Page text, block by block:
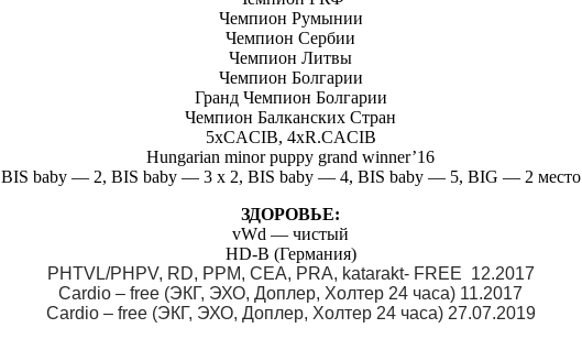
Чемпион Румынии
Чемпион Сербии
Чемпион Литвы
Чемпион Болгарии
Гранд Чемпион Болгарии
Чемпион Балканских Стран
5хCACIB, 4xR.CACIB
Hungarian minor puppy grand winner’16
BIS baby — 2, BIS baby — 3 x 2, BIS baby — 4, BIS baby — 5, BIG — 2 место
ЗДОРОВЬЕ:
vWd — чистый
HD-B (Германия)
PHTVL/PHPV, RD, PPM, CEA, PRA, katarakt- FREE 12.2017
Cardio – free (ЭКГ, ЭХО, Доплер, Холтер 24 часа) 11.2017
Cardio – free (ЭКГ, ЭХО, Доплер, Холтер 24 часа) 27.07.2019